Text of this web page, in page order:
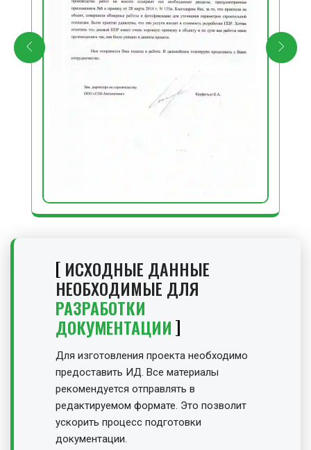
ИСХОДНЫЕ ДАННЫЕ
НЕОБХОДИМЫЕ ДЛЯ
РАЗРАБОТКИ
ДОКУМЕНТАЦИИ
Для изготовления проекта необходимо
предоставить ИД. Все материалы
рекомендуется отправлять в
редактируемом формате. Это позволит
ускорить процесс подготовки
документации.